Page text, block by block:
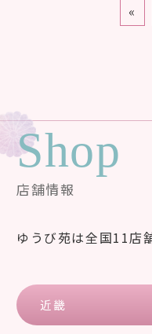
«
Shop
店舗情報
ゆうび苑は全国11店
近畿